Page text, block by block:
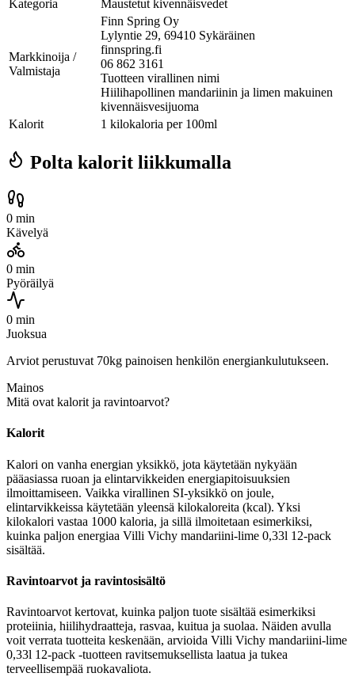
Kategoria Maustetut kivennäisvedet
Markkinoija /
Valmistaja
Finn Spring Oy
Lylyntie 29, 69410 Sykäräinen
finnspring.fi
06 862 3161
Tuotteen virallinen nimi
Hiilihapollinen mandariinin ja limen makuinen
kivennäisvesijuoma
Kalorit
1 kilokaloria per 100ml
Polta kalorit liikkumalla
0 min
Kävelyä
0 min
Pyöräilyä
0 min
Juoksua
Arviot perustuvat 70kg painoisen henkilön energiankulutukseen.
Mainos
Mitä ovat kalorit ja ravintoarvot?
Kalorit
Kalori on vanha energian yksikkö, jota käytetään nykyään
pääasiassa ruoan ja elintarvikkeiden energiapitoisuuksien
ilmoittamiseen. Vaikka virallinen SI-yksikkö on joule,
elintarvikkeissa käytetään yleensä kilokaloreita (kcal). Yksi
kilokalori vastaa 1000 kaloria, ja sillä ilmoitetaan esimerkiksi,
kuinka paljon energiaa Villi Vichy mandariini-lime 0,33l 12-pack
sisältää.
Ravintoarvot ja ravintosisältö
Ravintoarvot kertovat, kuinka paljon tuote sisältää esimerkiksi
proteiinia, hiilihydraatteja, rasvaa, kuitua ja suolaa. Näiden avulla
voit verrata tuotteita keskenään, arvioida Villi Vichy mandariini-lime
0,33l 12-pack -tuotteen ravitsemuksellista laatua ja tukea
terveellisempää ruokavaliota.